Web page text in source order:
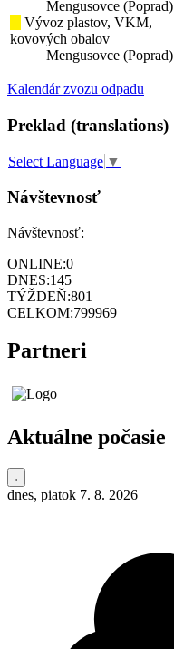
Mengusovce (Poprad)
Vývoz plastov, VKM,
kovových obalov
Mengusovce (Poprad)
Kalendár zvozu odpadu
Preklad (translations)
Select Language ▼
Návštevnosť
Návštevnosť:
ONLINE:0
DNES:145
TÝŽDEŇ:801
CELKOM:799969
Partneri
Aktuálne počasie
dnes, piatok 7. 8. 2026